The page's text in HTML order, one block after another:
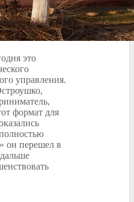
это
управления.
формат для
он перешел в